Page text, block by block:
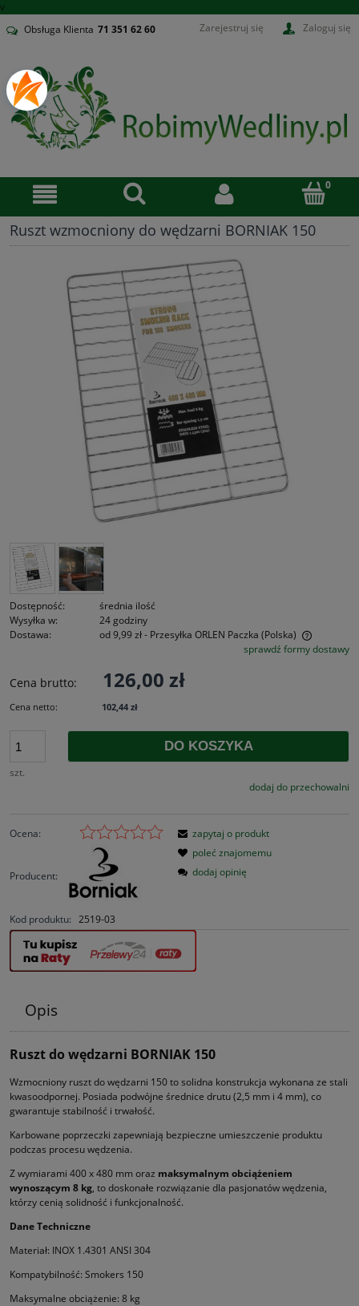
v
Obsługa Klienta 71 351 62 60 Zarejestruj się Zaloguj się
Ruszt wzmocniony do wędzarni BORNIAK 150
Dostępność:
średnia ilość
Wysyłka w:
24 godziny
Dostawa:
od 9,99 zł- Przesyłka ORLEN Paczka (Polska)
Cena nie zawiera ewentualnych kosztów płatnościsprawdź formy dostawy
Cena brutto: 126,00 zł
Cena netto: 102,44 zł
szt.
DO KOSZYKA
dodaj do przechowalni
Ocena:
Producent:
Kod produktu: 2519-03
zapytaj o produkt
poleć znajomemu
dodaj opinię
Opis
Ruszt do wędzarni BORNIAK 150
Wzmocniony ruszt do wędzarni 150 to solidna konstrukcja wykonana ze stali
kwasoodpornej. Posiada podwójne średnice drutu (2,5 mm i 4 mm), co
gwarantuje stabilność i trwałość.
Karbowane poprzeczki zapewniają bezpieczne umieszczenie produktu
podczas procesu wędzenia.
Z wymiarami 400 x 480 mm oraz maksymalnym obciążeniem
wynoszącym 8 kg, to doskonałe rozwiązanie dla pasjonatów wędzenia,
którzy cenią solidność i funkcjonalność.
Dane Techniczne
Materiał: INOX 1.4301 ANSI 304
Kompatybilność: Smokers 150
Maksymalne obciążenie: 8 kg